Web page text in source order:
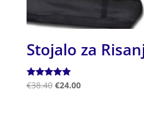
Stojalo za
Ocenjeno
€38.40 €24.00